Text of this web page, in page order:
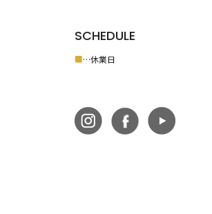
SCHEDULE
■…休業日